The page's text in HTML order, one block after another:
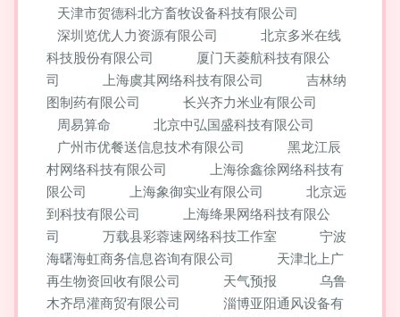
天津市贺德科北方畜牧设备科技有限公司
深圳览优人力资源有限公司
北京多米在线
科技股份有限公司
厦门天菱航科技有限公
司
上海虞其网络科技有限公司
吉林纳
图制药有限公司
长兴齐力米业有限公司
周易算命
北京中弘国盛科技有限公司
广州市优餐送信息技术有限公司
黑龙江辰
村网络科技有限公司
上海徐鑫徐网络科技有
限公司
上海象御实业有限公司
北京远
到科技有限公司
上海绛果网络科技有限公
司
万载县彩蓉速网络科技工作室
宁波
海曙海虹商务信息咨询有限公司
天津北上广
再生物资回收有限公司
天气预报
乌鲁
木齐昂灌商贸有限公司
淄博亚阳通风设备有